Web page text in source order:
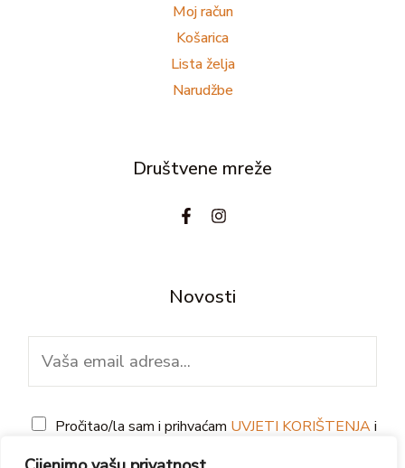
Moj račun
Košarica
Lista želja
Narudžbe
Društvene mreže
Novosti
G Pročitao/la sam i prihvaćam UVJETI KORIŠTENJAi
IZJAVA O PRIVATNOSTI